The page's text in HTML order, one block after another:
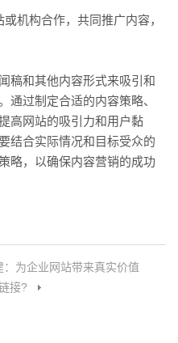
机构合作，共同推广内容，
稿和其他内容形式来吸引和
通过制定合适的内容策略、
高网站的吸引力和用户黏
结合实际情况和目标受众的
略，以确保内容营销的成功
：为企业网站带来真实价值
接?